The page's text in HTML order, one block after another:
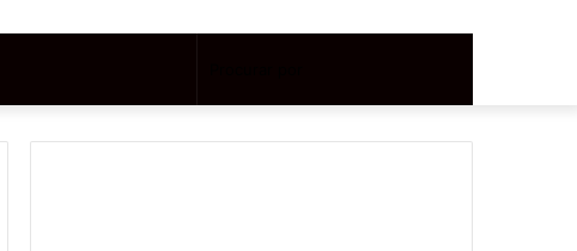
por
aleatório